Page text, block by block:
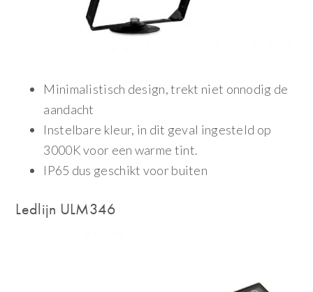
Minimalistisch design, trekt niet onnodig de
aandacht
Instelbare kleur, in dit geval ingesteld op
3000K voor een warme tint.
IP65 dus geschikt voor buiten
Ledlijn ULM346